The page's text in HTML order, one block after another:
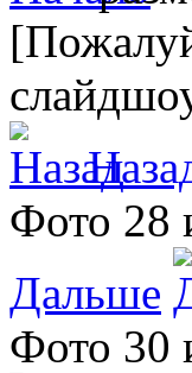
Фото 28
Дальше
Фото 30